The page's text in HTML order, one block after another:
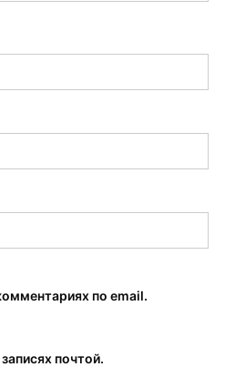
по email.
почтой.